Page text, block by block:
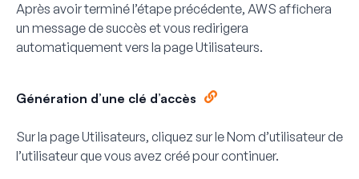
Après avoir terminé l’étape précédente, AWS affichera
un message de succès et vous redirigera
automatiquement vers la page Utilisateurs.
Génération d’une clé d’accès
Sur la page Utilisateurs, cliquez sur leNom d’utilisateurde
l’utilisateur que vous avez créé pour continuer.